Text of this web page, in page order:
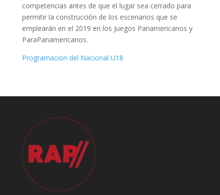
competencias antes de que el lugar sea cerrado para
permitir la construcción de los escenarios que se
emplearán en el 2019 en los Juegos Panamericanos y
ParaPanamericanos.
Programacion del Nacional U18